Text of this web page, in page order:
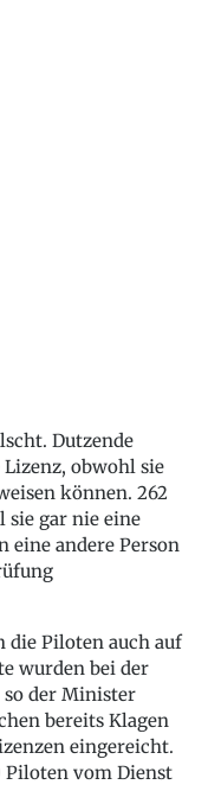
Dutzende
obwohl sie
können. 262
sie gar nie eine
eine andere Person
die Piloten auch auf
wurden bei der
der Minister
bereits Klagen
eingereicht.
vom Dienst